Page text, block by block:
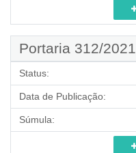
Portaria 312/2021
Status:
Data de Publicação:
Súmula: